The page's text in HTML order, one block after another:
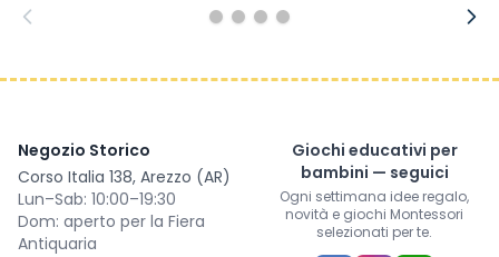
Negozio Storico
Corso Italia 138, Arezzo (AR)
Lun–Sab: 10:00–19:30
Dom: aperto per la Fiera
Antiquaria
Giochi educativi per
bambini — seguici
Ogni settimana idee regalo,
novità e giochi Montessori
selezionati per te.